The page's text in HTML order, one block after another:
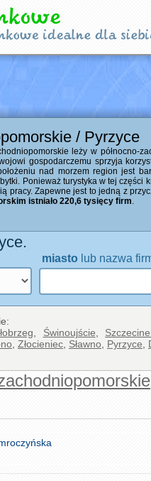
/ Pyrzyce
leży w północno-
gospodarczemu sprzyja
nad morzem region jest
Ponieważ turystyka w tej części
pracy. Zapewne jest to jedną z
istniało 220,6 tysięcy firm.
miasto lub nazwa
Świnoujście
Złocieniec Sławno Pyrzyce